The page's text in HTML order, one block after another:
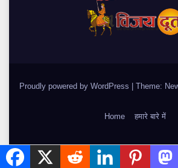
Proudly powered by WordPress | Theme:
Home हमारे बारे में